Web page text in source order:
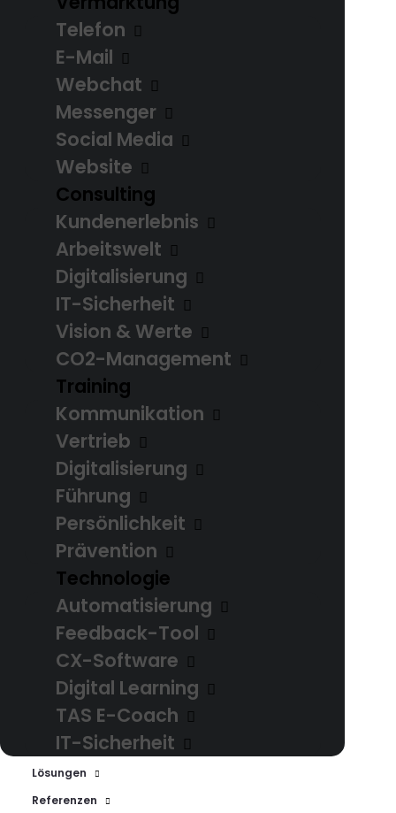
Telefon
E-Mail
Webchat
Messenger
Social Media
Website
Consulting
Kundenerlebnis
Arbeitswelt
Digitalisierung
IT-Sicherheit
Vision & Werte
CO2-Management
Training
Kommunikation
Vertrieb
Digitalisierung
Führung
Persönlichkeit
Prävention
Technologie
Automatisierung
Feedback-Tool
CX-Software
Digital Learning
TAS E-Coach
IT-Sicherheit
Lösungen
Referenzen
Anfrage starten
Das können wir